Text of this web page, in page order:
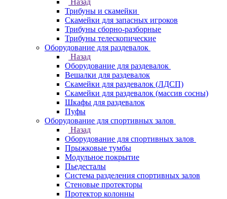
Назад
Трибуны и скамейки
Скамейки для запасных игроков
Трибуны сборно-разборные
Трибуны телескопические
Оборудование для раздевалок
Назад
Оборудование для раздевалок
Вешалки для раздевалок
Скамейки для раздевалок (ЛДСП)
Скамейки для раздевалок (массив сосны)
Шкафы для раздевалок
Пуфы
Оборудование для спортивных залов
Назад
Оборудование для спортивных залов
Прыжковые тумбы
Модульное покрытие
Пьедесталы
Система разделения спортивных залов
Стеновые протекторы
Протектор колонны